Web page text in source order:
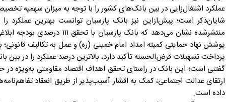
عملکرد اشتغال‌زایی در بین بانک‌های کشور را با توجه به میزان سهمیه
شایان‌ذکر است؛ پیش‌ازاین نیز بانک پارسیان توانست بهترین
پوشش نهاد حمایتی کمیته امداد امام خمینی (ره) و عمل به تکالیف
پرداخت تسهیلات قرض‌الحسنه تأکید دارد، بالاترین درصد عملکرد را در بین
گفتنی است؛ این بانک در راستای تحقق اهداف اقتصاد مقاومتی به‌ویژه
ارتقای عدالت اجتماعی، کمک به اقشار آسیب‌پذیر از طریق انعقاد
داده است.